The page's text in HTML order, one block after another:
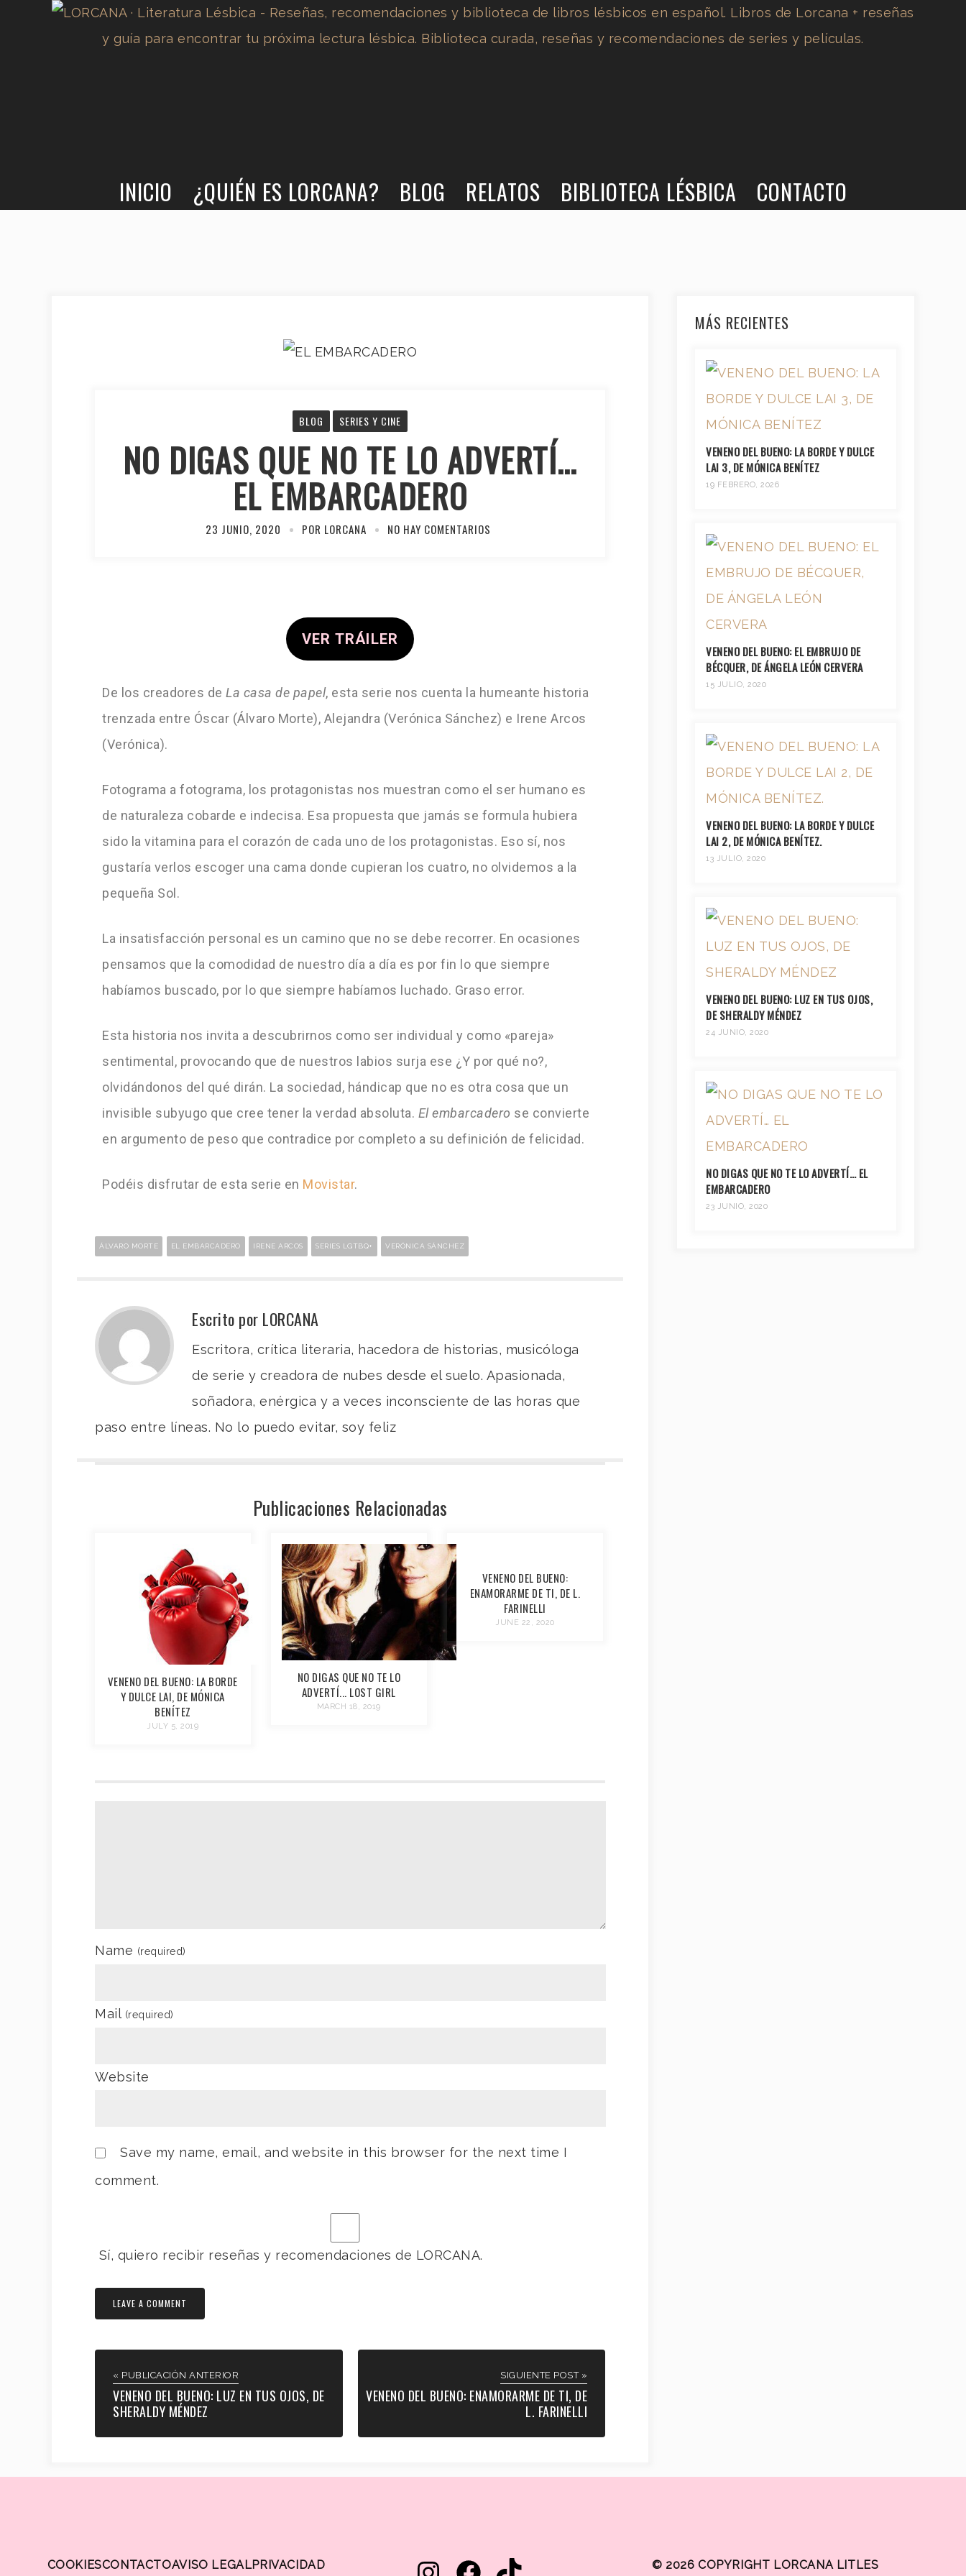
LORCANA · LITERATURA LÉSBICA
INICIO ¿QUIÉN ES LORCANA? BLOG RELATOS BIBLIOTECA LÉSBICA CONTACTO
BLOG SERIES Y CINE
NO DIGAS QUE NO TE LO ADVERTÍ…
EL EMBARCADERO
23 JUNIO, 2020 POR LORCANA NO HAY COMENTARIOS
VER TRÁILER
De los creadores de La casa de papel, esta serie nos cuenta la humeante historia
trenzada entre Óscar (Álvaro Morte), Alejandra (Verónica Sánchez) e Irene Arcos
(Verónica).
Fotograma a fotograma, los protagonistas nos muestran como el ser humano es
de naturaleza cobarde e indecisa. Esa propuesta que jamás se formula hubiera
sido la vitamina para el corazón de cada uno de los protagonistas. Eso sí, nos
gustaría verlos escoger una cama donde cupieran los cuatro, no olvidemos a la
pequeña Sol.
La insatisfacción personal es un camino que no se debe recorrer. En ocasiones
pensamos que la comodidad de nuestro día a día es por fin lo que siempre
habíamos buscado, por lo que siempre habíamos luchado. Graso error.
Esta historia nos invita a descubrirnos como ser individual y como «pareja»
sentimental, provocando que de nuestros labios surja ese ¿Y por qué no?,
olvidándonos del qué dirán. La sociedad, hándicap que no es otra cosa que un
invisible subyugo que cree tener la verdad absoluta. El embarcadero se convierte
en argumento de peso que contradice por completo a su definición de felicidad.
Podéis disfrutar de esta serie en Movistar.
ÁLVARO MORTE EL EMBARCADERO IRENE ARCOS SERIES LGTBQ+ VERÓNICA SÁNCHEZ
Escrito por LORCANA
Escritora, crítica literaria, hacedora de historias, musicóloga
de serie y creadora de nubes desde el suelo. Apasionada,
soñadora, enérgica y a veces inconsciente de las horas que
paso entre líneas. No lo puedo evitar, soy feliz
Publicaciones Relacionadas
VENENO DEL BUENO: LA BORDE
Y DULCE LAI, DE MÓNICA
BENÍTEZ
JULY 5, 2019
NO DIGAS QUE NO TE LO
ADVERTÍ... LOST GIRL
MARCH 18, 2019
VENENO DEL BUENO:
ENAMORARME DE TI, DE L.
FARINELLI
JUNE 22, 2020
Name (required)
Mail (required)
Website
Save my name, email, and website in this browser for the next time I
comment.
Sí, quiero recibir reseñas y recomendaciones de LORCANA.
« PUBLICACIÓN ANTERIOR
VENENO DEL BUENO: LUZ EN TUS OJOS, DE
SHERALDY MÉNDEZ
SIGUIENTE POST »
VENENO DEL BUENO: ENAMORARME DE TI, DE
L. FARINELLI
MÁS RECIENTES
VENENO DEL BUENO: LA BORDE Y DULCE
LAI 3, DE MÓNICA BENÍTEZ
19 FEBRERO, 2026
VENENO DEL BUENO: EL EMBRUJO DE
BÉCQUER, DE ÁNGELA LEÓN CERVERA
15 JULIO, 2020
VENENO DEL BUENO: LA BORDE Y DULCE
LAI 2, DE MÓNICA BENÍTEZ.
13 JULIO, 2020
VENENO DEL BUENO: LUZ EN TUS OJOS,
DE SHERALDY MÉNDEZ
24 JUNIO, 2020
NO DIGAS QUE NO TE LO ADVERTÍ… EL
EMBARCADERO
23 JUNIO, 2020
COOKIESCONTACTOAVISO LEGALPRIVACIDAD © 2026 COPYRIGHT LORCANA LITLES